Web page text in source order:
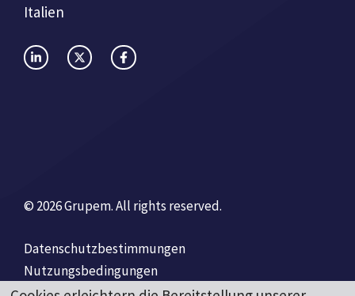
Italien
© 2026 Grupem. All rights reserved.
Datenschutzbestimmungen
Nutzungsbedingungen